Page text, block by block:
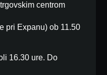
centrom
pri Expanu) ob 11.50
16.30 ure. Do